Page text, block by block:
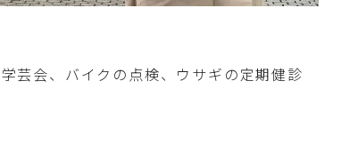
芸会、バイクの点検、ウサギの定期健診